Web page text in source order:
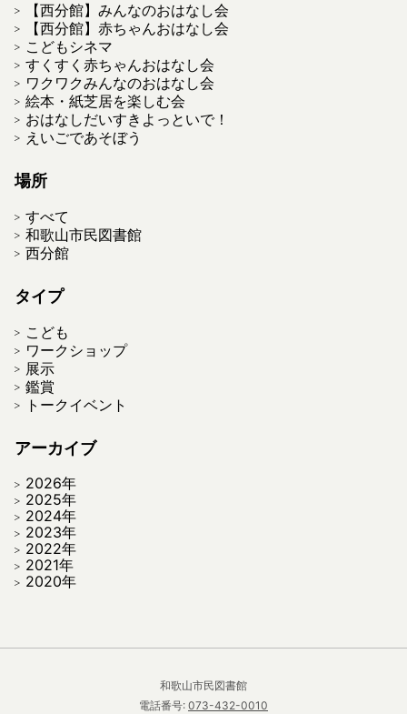
【西分館】みんなのおはなし会
【西分館】赤ちゃんおはなし会
こどもシネマ
すくすく赤ちゃんおはなし会
ワクワクみんなのおはなし会
絵本・紙芝居を楽しむ会
おはなしだいすきよっといで！
えいごであそぼう
場所
すべて
和歌山市民図書館
西分館
タイプ
こども
ワークショップ
展示
鑑賞
トークイベント
アーカイブ
2026年
2025年
2024年
2023年
2022年
2021年
2020年
和歌山市民図書館
電話番号: 073-432-0010